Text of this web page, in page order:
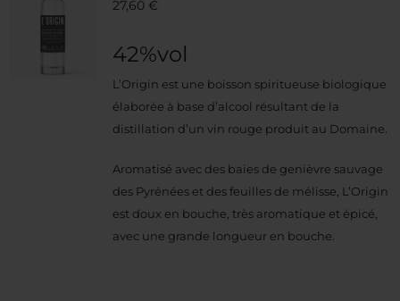
27,60 €
42%vol
L’Origin est une boisson spiritueuse biologique
élaborée à base d’alcool résultant de la
distillation d’un vin rouge produit au Domaine.
Aromatisé avec des baies de genièvre sauvage
des Pyrénées et des feuilles de mélisse, L’Origin
est doux en bouche, très aromatique et épicé,
avec une grande longueur en bouche.